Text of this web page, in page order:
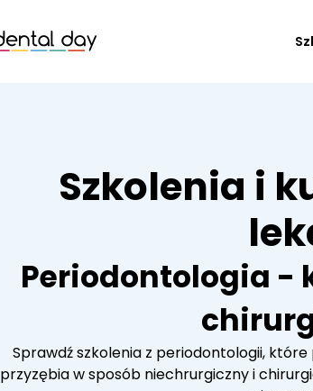
Szkolenia i
Periodontologia -
Sprawdź szkolenia z periodontologii,
przyzębia w sposób niechrurgiczny i